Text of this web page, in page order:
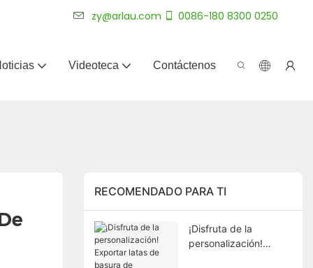
zy@arlau.com 0086-180 8300 0250
Videoteca Contáctenos
RECOMENDADO PARA TI
¡Disfruta de la
personalización!